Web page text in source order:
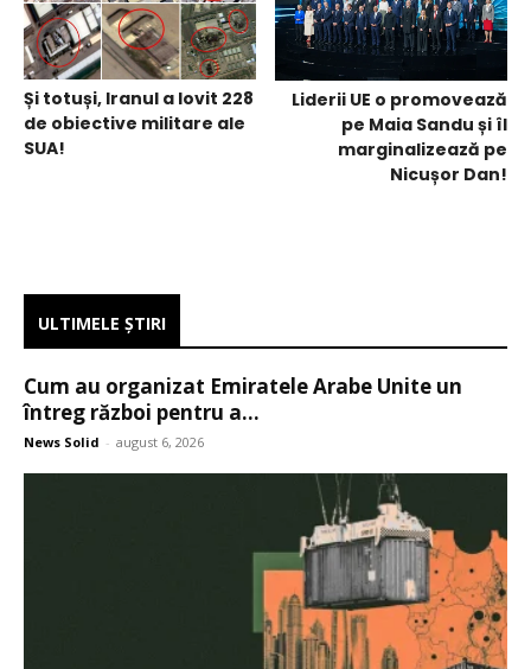
Și totuși, Iranul a lovit 228
de obiective militare ale
SUA!
Liderii UE o promovează
pe Maia Sandu și îl
marginalizează pe
Nicușor Dan!
ULTIMELE ŞTIRI
Cum au organizat Emiratele Arabe Unite un
întreg război pentru a...
News Solid - august 6, 2026